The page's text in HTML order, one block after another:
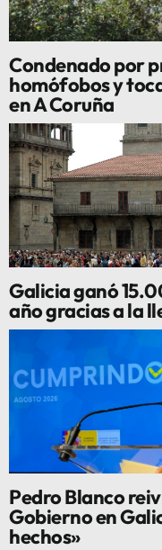
Condenado por
homófobos y
en A Coruña
Galicia ganó
año gracias a la
Pedro Blanco
Gobierno en
hechos»